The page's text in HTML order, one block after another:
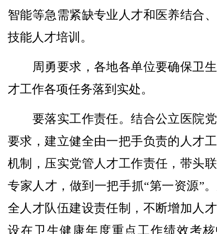
智能等急需紧缺专业人才和医养结合
技能人才培训。
周勇要求，各地各单位要确保卫
才工作各项任务落到实处。
要落实工作责任。结合公立医院
要求，建立健全由一把手负责的人才
机制，压实党管人才工作责任，带头
专家人才，做到一把手抓“第一资源”
全人才队伍建设责任制，不断增加人
设在卫生健康年度重点工作绩效考